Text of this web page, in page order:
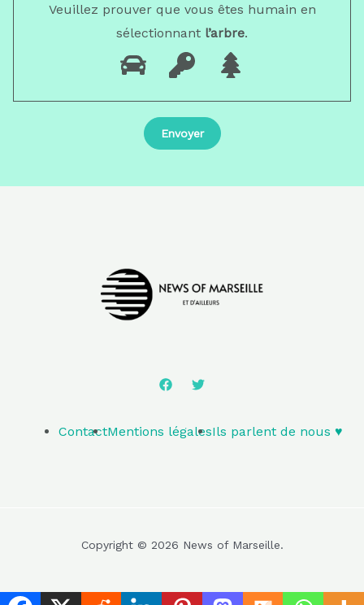
Veuillez prouver que vous êtes humain en
sélectionnant l’arbre.
ContactMentions légalesIls parlent de nous ♥️
Copyright © 2026 News of Marseille.